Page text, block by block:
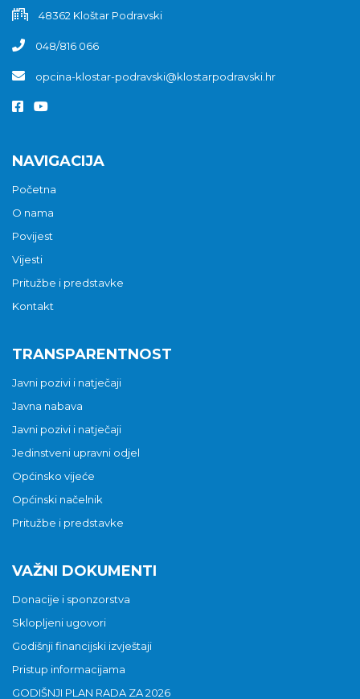
48362 Kloštar Podravski
048/816 066
opcina-klostar-podravski@klostarpodravski.hr
NAVIGACIJA
Početna
O nama
Povijest
Vijesti
Pritužbe i predstavke
Kontakt
TRANSPARENTNOST
Javni pozivi i natječaji
Javna nabava
Javni pozivi i natječaji
Jedinstveni upravni odjel
Općinsko vijeće
Općinski načelnik
Pritužbe i predstavke
VAŽNI DOKUMENTI
Donacije i sponzorstva
Sklopljeni ugovori
Godišnji financijski izvještaji
Pristup informacijama
GODIŠNJI PLAN RADA ZA 2026